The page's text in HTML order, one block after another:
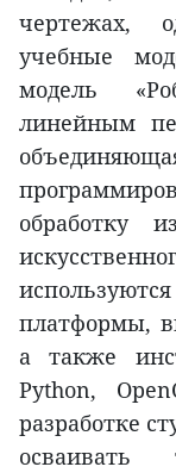
чертежах,
учебные
модель
линейным
обработку
платформы,
а также
Python,
разработке
осваивать